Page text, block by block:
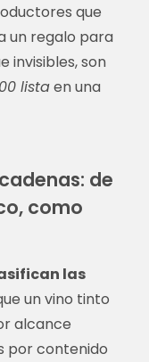
que
un regalo para
invisibles, son
listaen una
de
como
las
un vino tinto
alcance
por contenido